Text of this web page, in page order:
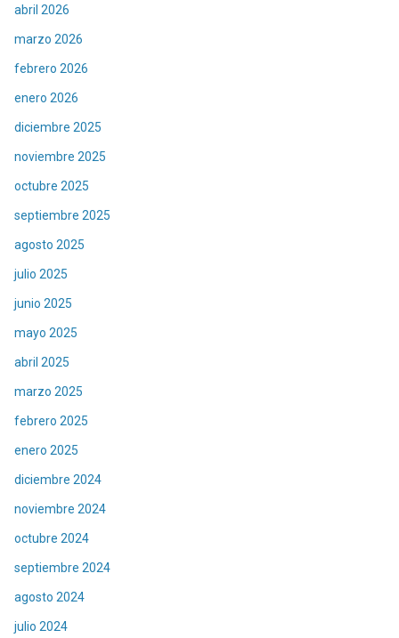
abril 2026
marzo 2026
febrero 2026
enero 2026
diciembre 2025
noviembre 2025
octubre 2025
septiembre 2025
agosto 2025
julio 2025
junio 2025
mayo 2025
abril 2025
marzo 2025
febrero 2025
enero 2025
diciembre 2024
noviembre 2024
octubre 2024
septiembre 2024
agosto 2024
julio 2024